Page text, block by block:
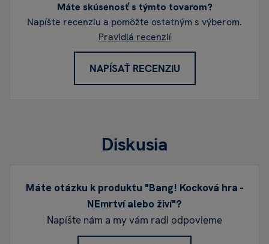
Máte skúsenosť s týmto tovarom?
Napíšte recenziu a pomôžte ostatným s výberom.
Pravidlá recenzií
NAPÍSAŤ RECENZIU
Diskusia
Máte otázku k produktu "Bang! Kocková hra -
NEmrtví alebo živí"?
Napíšte nám a my vám radi odpovieme